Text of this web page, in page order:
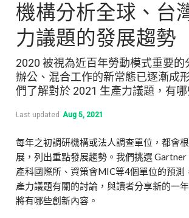
機構分析全球、台
力議題的發展趨勢
2020 被視為近百年勞動模式重要的
辦公、混合工作的新常態已逐漸成
們了解對於 2021 生產力議題，有哪
Last updated Aug 5, 2021
每年之初調研機構或法人調查單位，都會
展，列出重點發展趨勢。我們挑選
產科國際所、資策會MIC等4個單位的預測
產力議題有關的討論，與讀者分享新的一
將有哪些創新內容。